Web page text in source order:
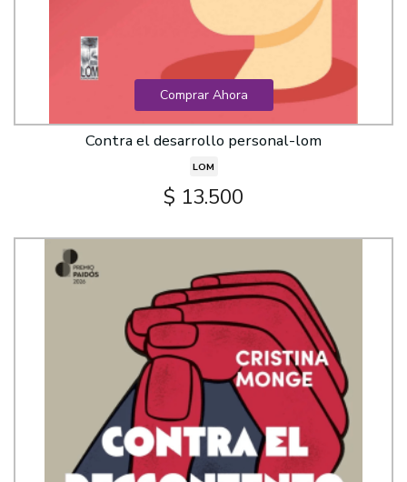
Comprar Ahora
Contra el desarrollo personal-lom
LOM
$ 13.500